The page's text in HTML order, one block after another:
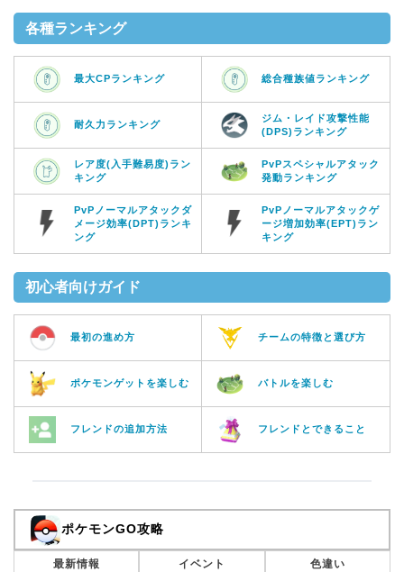
各種ランキング
最大CPランキング 総合種族値ランキング
耐久力ランキング
ジム・レイド攻撃性能
(DPS)ランキング
レア度(入手難易度)ラン
キング
PvPスペシャルアタック
発動ランキング
PvPノーマルアタックダ
メージ効率(DPT)ランキ
ング
PvPノーマルアタックゲ
ージ増加効率(EPT)ラン
キング
初心者向けガイド
最初の進め方 チームの特徴と選び方
ポケモンゲットを楽しむ バトルを楽しむ
フレンドの追加方法 フレンドとできること
ポケモンGO攻略
最新情報 イベント 色違い